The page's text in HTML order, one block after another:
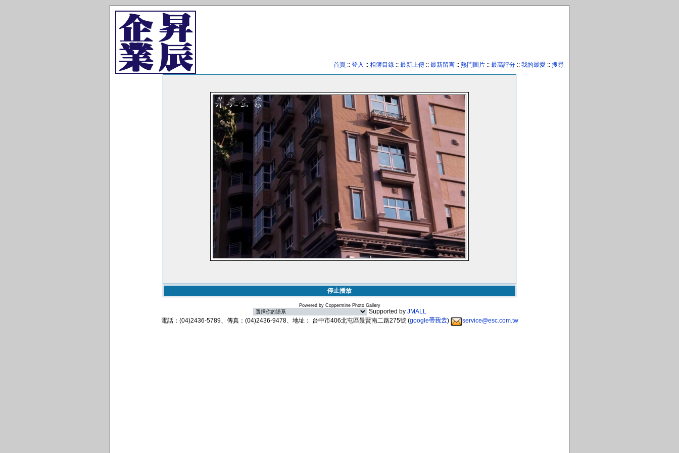
首頁 :: 登入 :: 相簿目錄 :: 最新上傳 :: 最新留言 :: 熱門圖片 :: 最高評分 :: 我的最愛 :: 搜尋
停止播放
Powered by Coppermine Photo Gallery
Supported by JMALL
電話：(04)2436-5789、傳真：(04)2436-9478、地址： 台中市406北屯區景賢南二路275號(google帶我去) service@esc.com.tw